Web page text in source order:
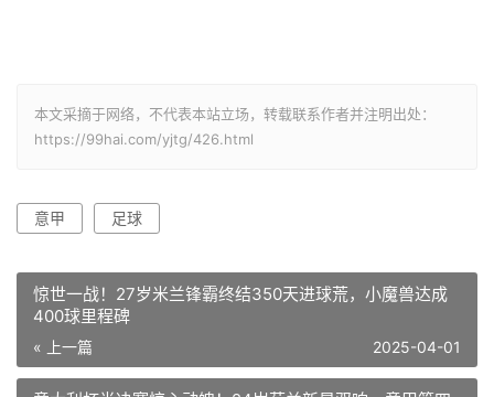
本文采摘于网络，不代表本站立场，转载联系作者并注明出处：
https://99hai.com/yjtg/426.html
意甲 足球
惊世一战！27岁米兰锋霸终结350天进球荒，小魔兽达成
400球里程碑
« 上一篇 2025-04-01